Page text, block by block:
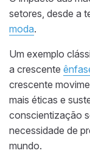
setores, desde a
moda.
Um exemplo
a crescente
crescente
mais éticas e
conscientização
necessidade de
mundo.